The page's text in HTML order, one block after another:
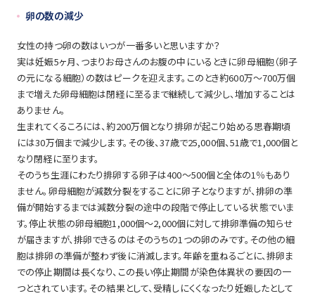
卵の数の減少
女性の持つ卵の数はいつが一番多いと思いますか？
実は妊娠5ヶ月、つまりお母さんのお腹の中にいるときに卵母細胞（卵子
の元になる細胞）の数はピークを迎えます。このとき約600万～700万個
まで増えた卵母細胞は閉経に至るまで継続して減少し、増加することは
ありません。
生まれてくるころには、約200万個となり排卵が起こり始める思春期頃
には30万個まで減少します。その後、37歳で25,000個、51歳で1,000個と
なり閉経に至ります。
そのうち生涯にわたり排卵する卵子は400～500個と全体の1％もあり
ません。卵母細胞が減数分裂をすることに卵子となりますが、排卵の準
備が開始するまでは減数分裂の途中の段階で停止している状態でいま
す。停止状態の卵母細胞1,000個～2,000個に対して排卵準備の知らせ
が届きますが、排卵できるのはそのうちの1つの卵のみです。その他の細
胞は排卵の準備が整わず後に消滅します。年齢を重ねるごとに、排卵ま
での停止期間は長くなり、この長い停止期間が染色体異状の要因の一
つとされています。その結果として、受精しにくくなったり妊娠したとして